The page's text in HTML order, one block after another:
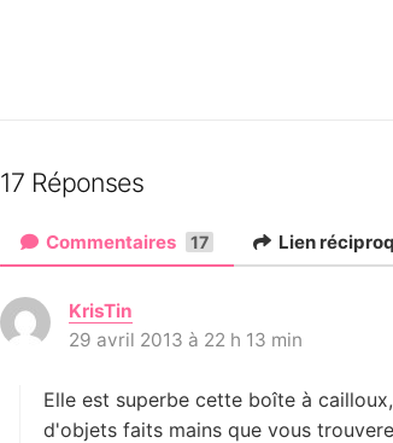
17 Réponses
Commentaires 17 Lien
KrisTin
i
:
29 avril 2013 à 22 h 13 min
Elle est superbe cette boîte à
d'objets faits mains que vous